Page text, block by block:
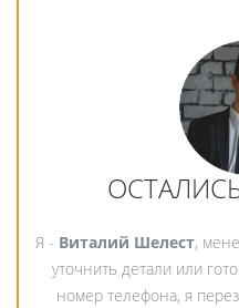
Я - Виталий Шелест,
уточнить детали или
номер телефона, я